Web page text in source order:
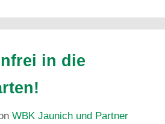
in die
WBK Jaunich und Partner